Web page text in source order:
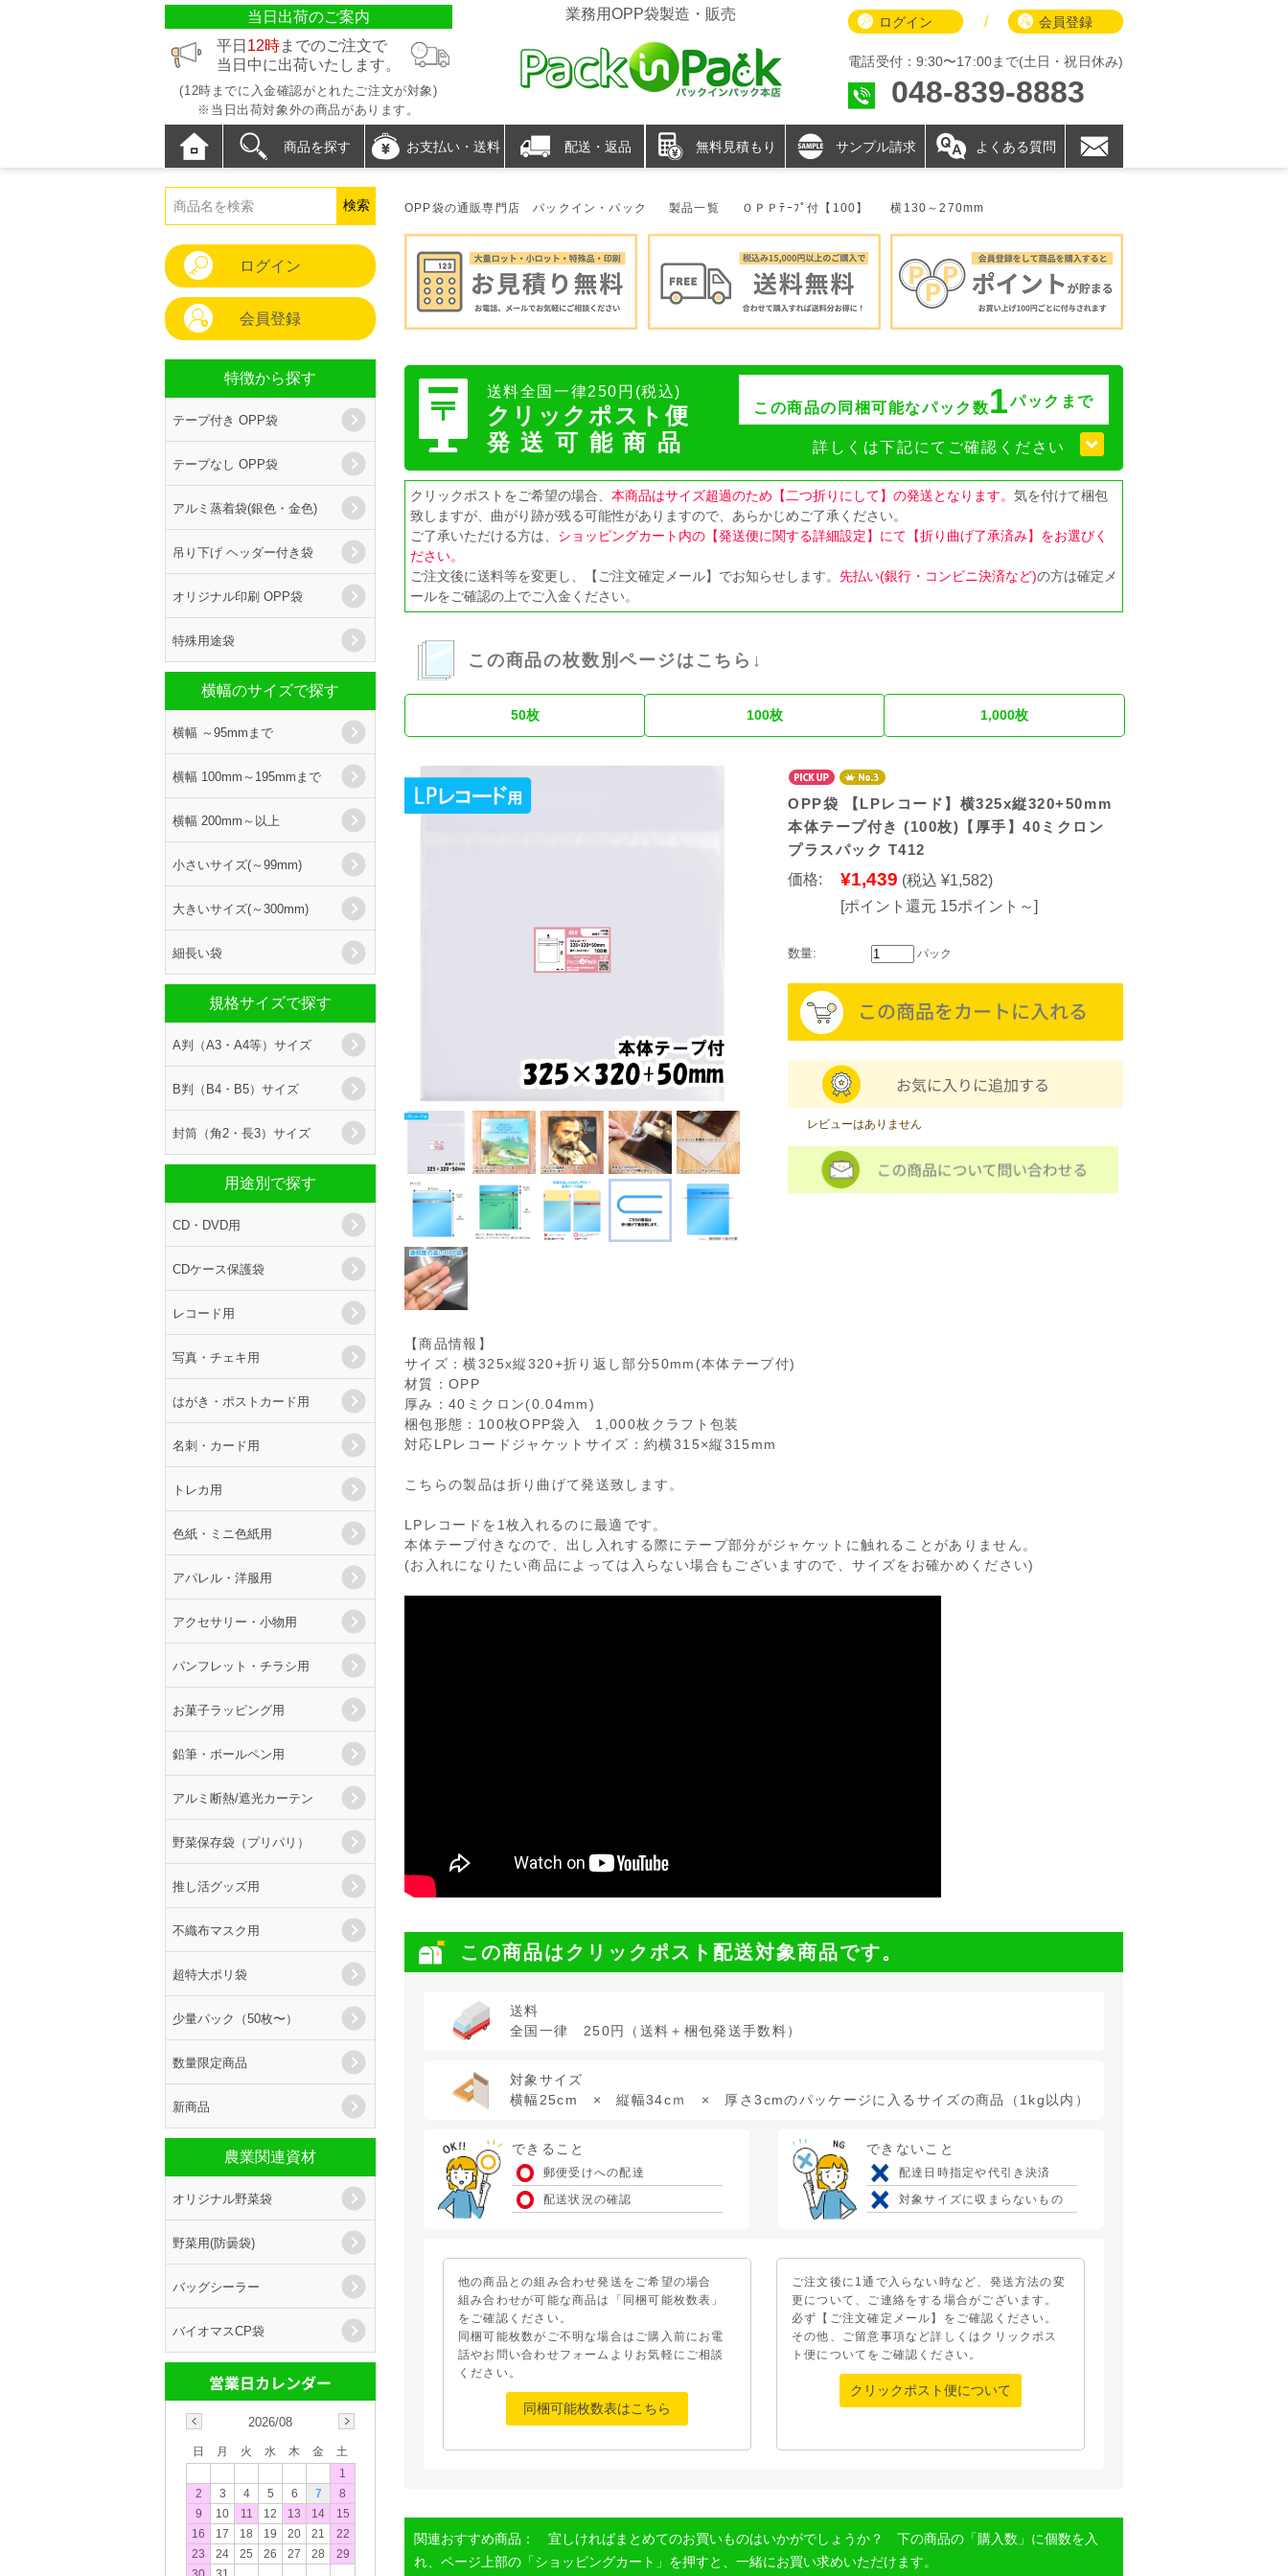
当日出荷のご案内
平日 12時までのご注文で
当日中に出荷いたします。
(12時までに入金確認がとれたご注文が対象)
※当日出荷対象外の商品があります。
業務用OPP袋製造・販売 ログイン / 会員登録
電話受付：9:30〜17:00まで(土日・祝日休み)
048-839-8883
商品を探す お支払い・送料 配送・返品 無料見積もり サンプル請求 よくある質問
OPP袋の通販専門店 パックイン・パック 製品一覧 ＯＰＰﾃｰﾌﾟ付【100】 横130～270mm
送料全国一律250円(税込)
クリックポスト便
発送可能商品
この商品の同梱可能なパック数1パックまで
詳しくは下記にてご確認ください
クリックポストをご希望の場合、 本商品はサイズ超過のため【二つ折りにして】の発送となります。 気を付けて梱包
致しますが、曲がり跡が残る可能性がありますので、あらかじめご了承ください。
ご了承いただける方は、 ショッピングカート内の【発送便に関する詳細設定】にて【折り曲げ了承済み】をお選びく
ださい。
ご注文後に送料等を変更し、【ご注文確定メール】でお知らせします。 先払い(銀行・コンビニ決済など)の方は確定メ
ールをご確認の上でご入金ください。
この商品の枚数別ページはこちら↓
50枚 100枚 1,000枚
OPP袋 【LPレコード】横325x縦320+50mm
本体テープ付き (100枚)【厚手】40ミクロン
プラスパック T412
価格:
¥1,439 (税込 ¥1,582)
[ポイント還元 15ポイント～]
数量: パック
レビューはありません
【商品情報】
サイズ：横325x縦320+折り返し部分50mm(本体テープ付)
材質：OPP
厚み：40ミクロン(0.04mm)
梱包形態：100枚OPP袋入 1,000枚クラフト包装
対応LPレコードジャケットサイズ：約横315×縦315mm
こちらの製品は折り曲げて発送致します。
LPレコードを1枚入れるのに最適です。
本体テープ付きなので、出し入れする際にテープ部分がジャケットに触れることがありません。
(お入れになりたい商品によっては入らない場合もございますので、サイズをお確かめください)
この商品はクリックポスト配送対象商品です。
送料
全国一律 250円（送料＋梱包発送手数料）
対象サイズ
横幅25cm × 縦幅34cｍ × 厚さ3cmのパッケージに入るサイズの商品（1kg以内）
できること
郵便受けへの配達
配送状況の確認
できないこと
配達日時指定や代引き決済
対象サイズに収まらないもの
他の商品との組み合わせ発送をご希望の場合
組み合わせが可能な商品は「同梱可能枚数表」
をご確認ください。
同梱可能枚数がご不明な場合はご購入前にお電
話やお問い合わせフォームよりお気軽にご相談
ください。
同梱可能枚数表はこちら
ご注文後に1通で入らない時など、発送方法の変
更について、ご連絡をする場合がございます。
必ず【ご注文確定メール】をご確認ください。
その他、ご留意事項など詳しくはクリックポス
ト便についてをご確認ください。
クリックポスト便について
関連おすすめ商品： 宜しければまとめてのお買いものはいかがでしょうか？ 下の商品の「購入数」に個数を入
れ、ページ上部の「ショッピングカート」を押すと、一緒にお買い求めいただけます。
ログイン
会員登録
特徴から探す
テープ付き OPP袋
テープなし OPP袋
アルミ蒸着袋(銀色・金色)
吊り下げ ヘッダー付き袋
オリジナル印刷 OPP袋
特殊用途袋
横幅のサイズで探す
横幅 ～95mmまで
横幅 100mm～195mmまで
横幅 200mm～以上
小さいサイズ(～99mm)
大きいサイズ(～300mm)
細長い袋
規格サイズで探す
A判（A3・A4等）サイズ
B判（B4・B5）サイズ
封筒（角2・長3）サイズ
用途別で探す
CD・DVD用
CDケース保護袋
レコード用
写真・チェキ用
はがき・ポストカード用
名刺・カード用
トレカ用
色紙・ミニ色紙用
アパレル・洋服用
アクセサリー・小物用
パンフレット・チラシ用
お菓子ラッピング用
鉛筆・ボールペン用
アルミ断熱/遮光カーテン
野菜保存袋（プリパリ）
推し活グッズ用
不織布マスク用
超特大ポリ袋
少量パック（50枚〜）
数量限定商品
新商品
農業関連資材
オリジナル野菜袋
野菜用(防曇袋)
バッグシーラー
バイオマスCP袋
2026/08
日 月 火 水 木 金
土
1
2
3 4 5 6 7
8
9
10 11 12 13 14
15
16
17 18 19 20 21
22
23
24 25 26 27 28
29